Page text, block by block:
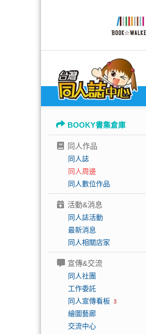
BOOKY書集倉庫
同人作品
同人誌
同人周邊
同人數位作品
活動&消息
同人誌活動
最新消息
同人相關店家
宣傳&交流
同人社團
工作委託
同人宣傳看板 3
繪圖藝廊
交流中心